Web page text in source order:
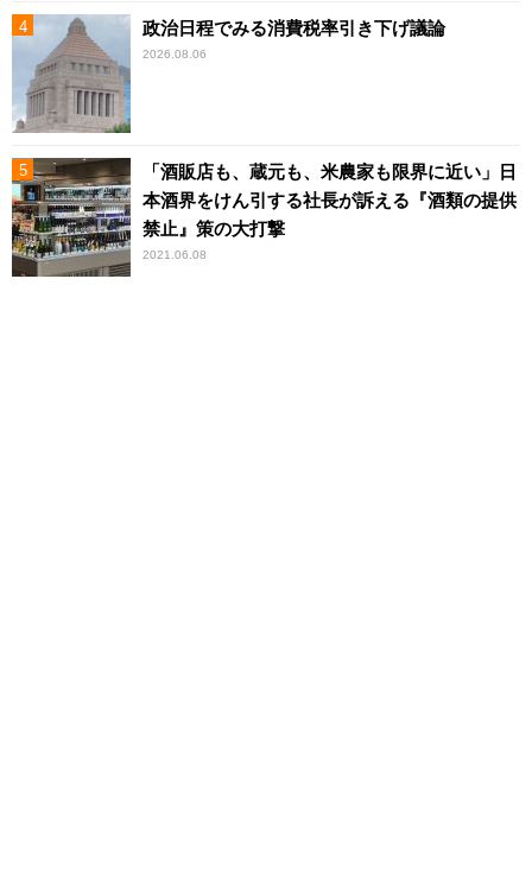
政治日程でみる消費税率引き下げ議論
2026.08.06
「酒販店も、蔵元も、米農家も限界に近い」日
本酒界をけん引する社長が訴える『酒類の提供
禁止』策の大打撃
2021.06.08